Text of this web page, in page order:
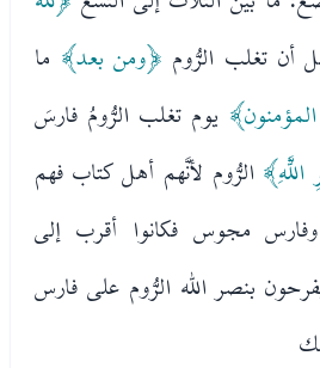
أن تغلب الرُّوم ﴿ومن بعد﴾ ما
يوم تغلب الرُّومُ فارسَ
الرُّوم لأنَّهم أهل كتاب فهم
مجوس فكانوا أقرب إلى
بنصر الله الرُّوم على فارس